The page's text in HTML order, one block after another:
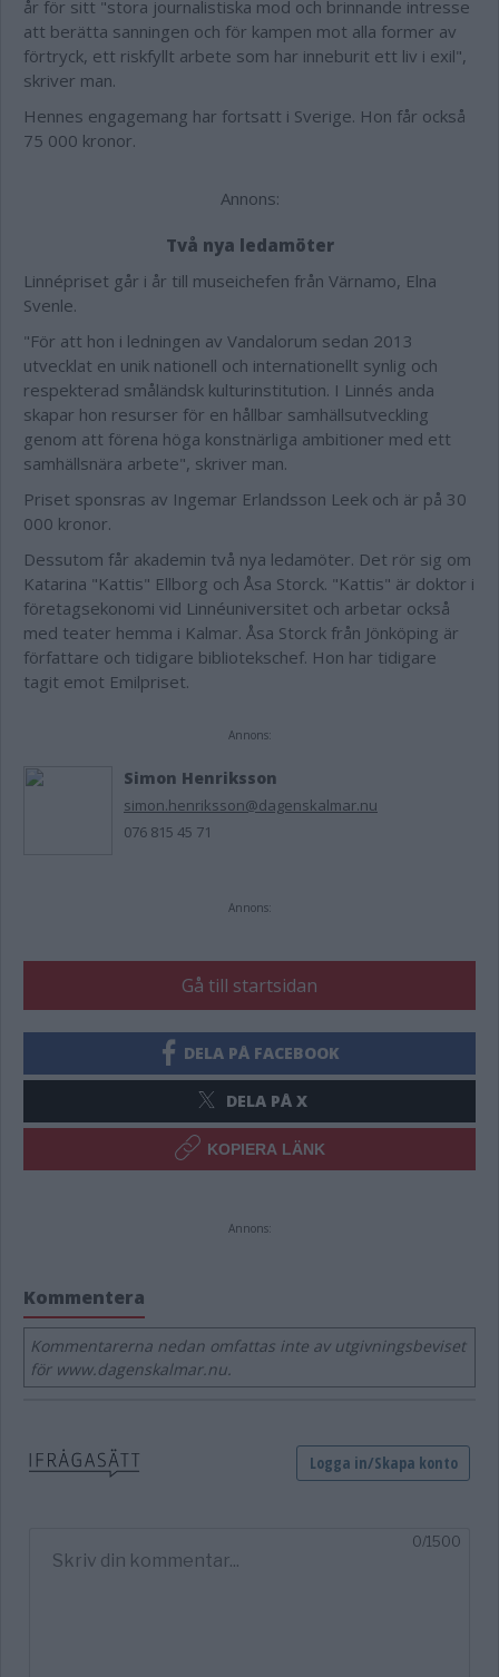
år för sitt "stora journalistiska mod och brinnande intresse
att berätta sanningen och för kampen mot alla former av
förtryck, ett riskfyllt arbete som har inneburit ett liv i exil",
skriver man.
Hennes engagemang har fortsatt i Sverige. Hon får också
75 000 kronor.
Annons:
Två nya ledamöter
Linnépriset går i år till museichefen från Värnamo, Elna
Svenle.
"För att hon i ledningen av Vandalorum sedan 2013
utvecklat en unik nationell och internationellt synlig och
respekterad småländsk kulturinstitution. I Linnés anda
skapar hon resurser för en hållbar samhällsutveckling
genom att förena höga konstnärliga ambitioner med ett
samhällsnära arbete", skriver man.
Priset sponsras av Ingemar Erlandsson Leek och är på 30
000 kronor.
Dessutom får akademin två nya ledamöter. Det rör sig om
Katarina "Kattis" Ellborg och Åsa Storck. "Kattis" är doktor i
företagsekonomi vid Linnéuniversitet och arbetar också
med teater hemma i Kalmar. Åsa Storck från Jönköping är
författare och tidigare bibliotekschef. Hon har tidigare
tagit emot Emilpriset.
Annons:
Simon Henriksson
simon.henriksson@dagenskalmar.nu
076 815 45 71
Annons:
Gå till startsidan
DELA PÅ FACEBOOK
DELA PÅ X
KOPIERA LÄNK
Annons:
Kommentera
Kommentarerna nedan omfattas inte av utgivningsbeviset
för www.dagenskalmar.nu.